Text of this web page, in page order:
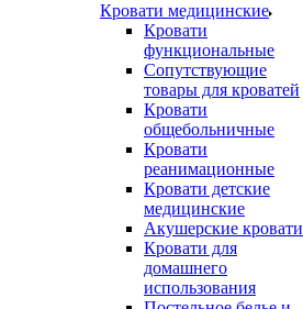
Кровати медицинские
Кровати
функциональные
Сопутствующие
товары для кроватей
Кровати
общебольничные
Кровати
реанимационные
Кровати детские
медицинские
Акушерские кровати
Кровати для
домашнего
использования